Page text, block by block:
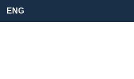
ENG